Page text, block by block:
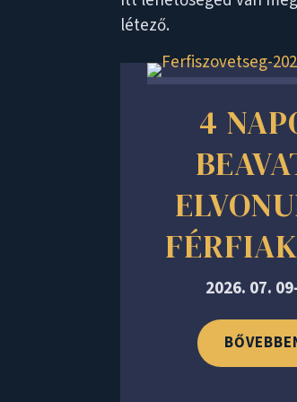
létező.
4
2026. 07.